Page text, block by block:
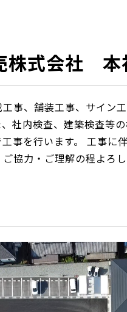
株式会社
事、舗装工事、サイン
社内検査、建築検査等
事を行います。 工事に
協力・ご理解の程よろし